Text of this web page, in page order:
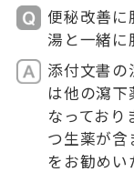
便秘改善に
湯と一緒に
添付文書
は他の瀉
なってお
つ生薬が
をお勧めい